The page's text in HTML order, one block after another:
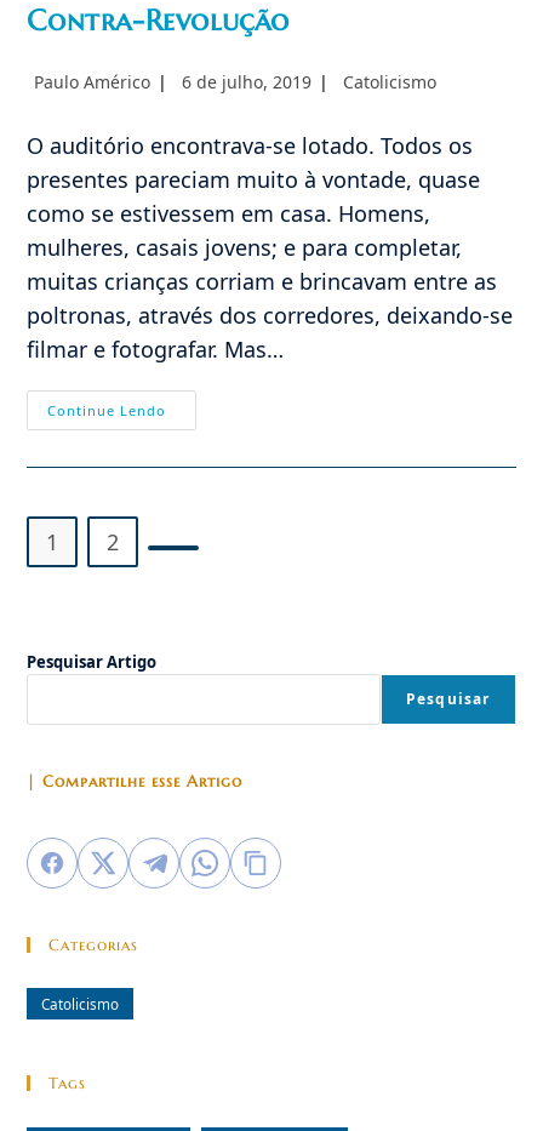
Contra-Revolução
Autor
Paulo Américo
Post
6 de julho, 2019
Categoria
Catolicismo
O auditório encontrava-se lotado. Todos os
presentes pareciam muito à vontade, quase
como se estivessem em casa. Homens,
mulheres, casais jovens; e para completar,
muitas crianças corriam e brincavam entre as
poltronas, através dos corredores, deixando-se
filmar e fotografar. Mas…
Continue Lendo
O
1 2
Pesquisar Artigo
Pesquisar
| Compartilhe esse Artigo
Categorias
Catolicismo
Tags